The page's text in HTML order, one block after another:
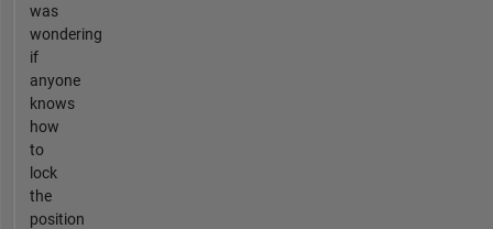
was
wondering
if
anyone
knows
how
to
lock
the
position